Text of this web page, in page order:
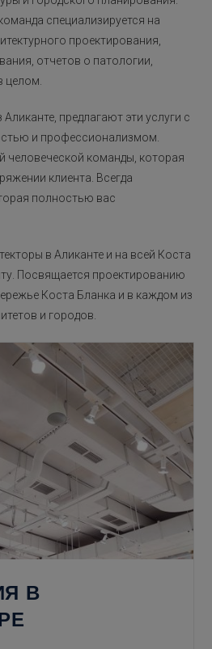
специализируется на
проектирования,
отчетов о патологии,
целом.
предлагают эти услуги с
и профессионализмом.
человеческой команды, которая
клиента. Всегда
полностью вас
в Аликанте и на всей Коста
Посвящается проектированию
Коста Бланка и в каждом из
и городов.
В